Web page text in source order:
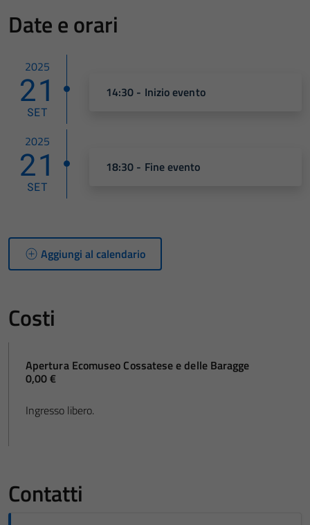
Date e orari
2025
21
SET
14:30 - Inizio evento
2025
21
SET
18:30 - Fine evento
Aggiungi al calendario
Costi
Apertura Ecomuseo Cossatese e delle Baragge
0,00 €
Ingresso libero.
Contatti